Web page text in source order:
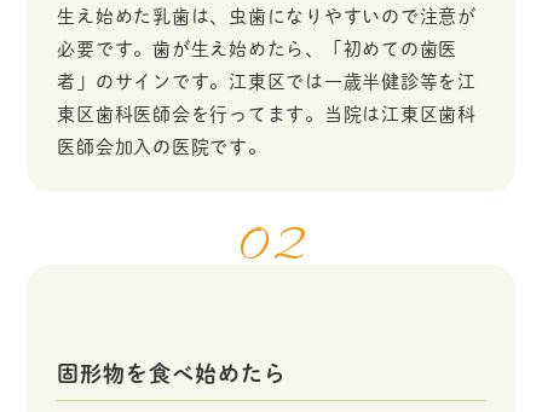
生え始めた乳歯は、虫歯になりやすいので注意が
必要です。歯が生え始めたら、「初めての歯医
者」のサインです。江東区では一歳半健診等を江
東区歯科医師会を行ってます。当院は江東区歯科
医師会加入の医院です。
02
固形物を食べ始めたら